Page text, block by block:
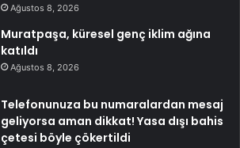
Ağustos 8, 2026
Muratpaşa, küresel genç iklim ağına
katıldı
Ağustos 8, 2026
Telefonunuza bu numaralardan mesaj
geliyorsa aman dikkat! Yasa dışı bahis
çetesi böyle çökertildi